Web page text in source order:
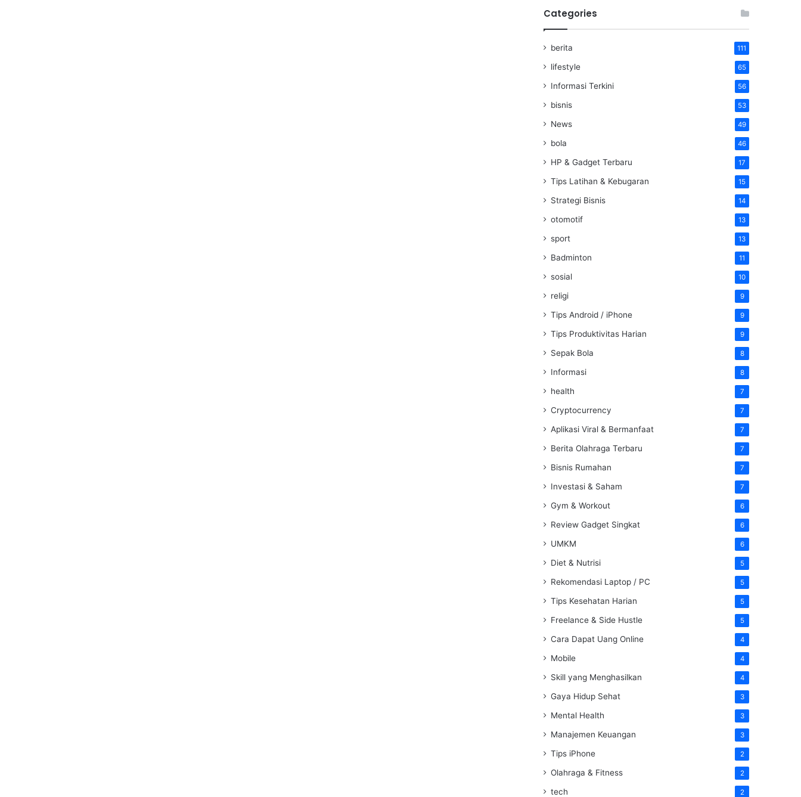
Categories
berita 111
lifestyle 65
Informasi Terkini 56
bisnis 53
News 49
bola 46
HP & Gadget Terbaru 17
Tips Latihan & Kebugaran 15
Strategi Bisnis 14
otomotif 13
sport 13
Badminton 11
sosial 10
religi 9
Tips Android / iPhone 9
Tips Produktivitas Harian 9
Sepak Bola 8
Informasi 8
health 7
Cryptocurrency 7
Aplikasi Viral & Bermanfaat 7
Berita Olahraga Terbaru 7
Bisnis Rumahan 7
Investasi & Saham 7
Gym & Workout 6
Review Gadget Singkat 6
UMKM 6
Diet & Nutrisi 5
Rekomendasi Laptop / PC 5
Tips Kesehatan Harian 5
Freelance & Side Hustle 5
Cara Dapat Uang Online 4
Mobile 4
Skill yang Menghasilkan 4
Gaya Hidup Sehat 3
Mental Health 3
Manajemen Keuangan 3
Tips iPhone 2
Olahraga & Fitness 2
tech 2